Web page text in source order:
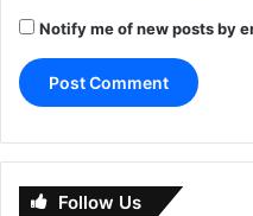
Notify me of new posts by
Follow Us